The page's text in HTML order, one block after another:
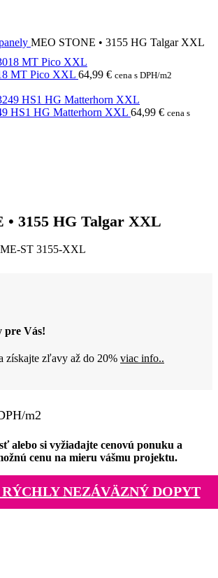
MEO STONE • 3155 HG Talgar XXL
MT Pico XXL 64,99 € cena s DPH/m2
HS1 HG Matterhorn XXL 64,99 € cena s
• 3155 HG Talgar XXL
ME-ST 3155-XXL
pre Vás!
získajte zľavy až do 20% viac info..
m2
alebo si vyžiadajte cenovú ponuku a
cenu na mieru vášmu projektu.
NEZÁVÄZNÝ DOPYT